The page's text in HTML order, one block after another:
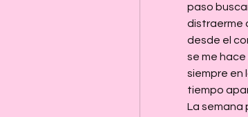
paso
distraerme
desde el
se me
siempre en
tiempo
La semana